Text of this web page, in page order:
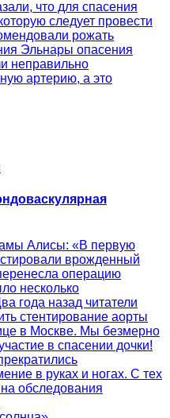
что для спасения
следует провести
рожать
Эльнары опасения
неправильно
артерию, а это
Алисы: «В первую
врожденный
операцию
несколько
года назад читатели
стентирование аорты
в Москве. Мы безмерно
в спасении дочки!
в руках и ногах. С тех
обследования